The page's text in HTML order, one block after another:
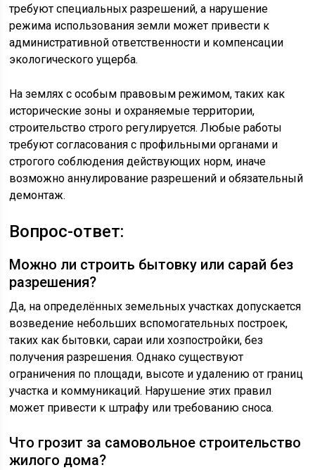
требуют специальных разрешений, а нарушение
режима использования земли может привести к
административной ответственности и компенсации
экологического ущерба.
На землях с особым правовым режимом, таких как
исторические зоны и охраняемые территории,
строительство строго регулируется. Любые работы
требуют согласования с профильными органами и
строгого соблюдения действующих норм, иначе
возможно аннулирование разрешений и обязательный
демонтаж.
Вопрос-ответ:
Можно ли строить бытовку или сарай без
разрешения?
Да, на определённых земельных участках допускается
возведение небольших вспомогательных построек,
таких как бытовки, сараи или хозпостройки, без
получения разрешения. Однако существуют
ограничения по площади, высоте и удалению от границ
участка и коммуникаций. Нарушение этих правил
может привести к штрафу или требованию сноса.
Что грозит за самовольное строительство
жилого дома?